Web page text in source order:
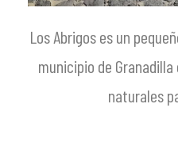
Los Abrigos es un
municipio de
naturales